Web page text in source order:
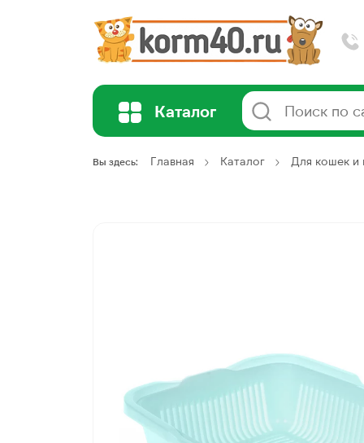
Каталог
Вы здесь: Главная Каталог Для кошек и